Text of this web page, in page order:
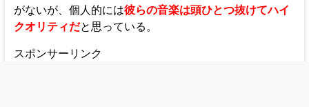
がないが、個人的には彼らの音楽は頭ひとつ抜けてハイ
クオリティだと思っている。
スポンサーリンク